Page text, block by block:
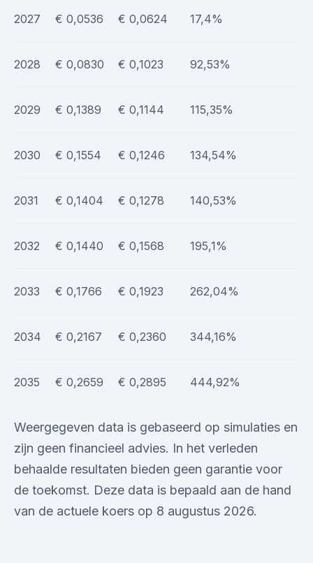
2027 € 0,0536 € 0,0624 17,4%
2028 € 0,0830 € 0,1023 92,53%
2029 € 0,1389 € 0,1144 115,35%
2030 € 0,1554 € 0,1246 134,54%
2031 € 0,1404 € 0,1278 140,53%
2032 € 0,1440 € 0,1568 195,1%
2033 € 0,1766 € 0,1923 262,04%
2034 € 0,2167 € 0,2360 344,16%
2035 € 0,2659 € 0,2895 444,92%
Weergegeven data is gebaseerd op simulaties en
zijn geen financieel advies. In het verleden
behaalde resultaten bieden geen garantie voor
de toekomst. Deze data is bepaald aan de hand
van de actuele koers op 8 augustus 2026.